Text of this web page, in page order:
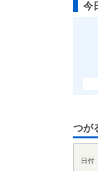
今
つが
日付